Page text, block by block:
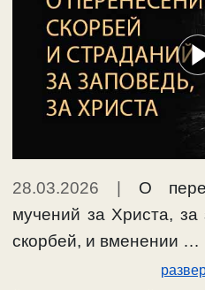
28.03.2026
О
мучений за Христа,
скорбей, и вменении …